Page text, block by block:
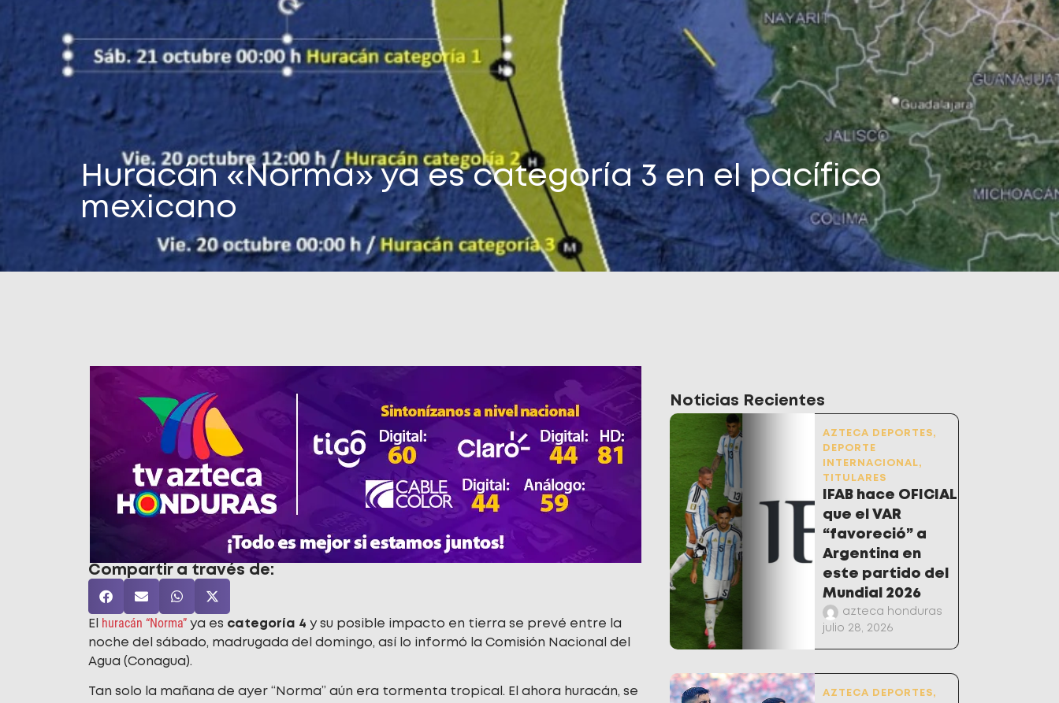
Huracán «Norma» ya es categoría 3 en el pacífico
mexicano
Compartir a través de:
El huracán “Norma” ya es categoría 4 y su posible impacto en tierra se prevé entre la
noche del sábado, madrugada del domingo, así lo informó la Comisión Nacional del
Agua (Conagua).
Tan solo la mañana de ayer “Norma” aún era tormenta tropical. El ahora huracán, se
Noticias Recientes
AZTECA DEPORTES,
DEPORTE
INTERNACIONAL,
TITULARES
IFAB hace OFICIAL
que el VAR
“favoreció” a
Argentina en
este partido del
Mundial 2026
azteca honduras
julio 28, 2026
AZTECA DEPORTES,